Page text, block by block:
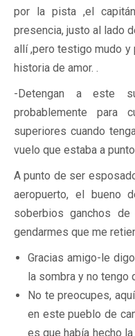
por la pista ,el
presencia, justo al lado
allí ,pero testigo mudo y
historia de amor. .
-Detengan a este
probablemente para
superiores cuando
vuelo que estaba a
A punto de ser
aeropuerto, el bueno
soberbios ganchos
gendarmes que me
Gracias amigo-le
la sombra y no tengo
No te preocupes,
en este pueblo de
es que había hecho